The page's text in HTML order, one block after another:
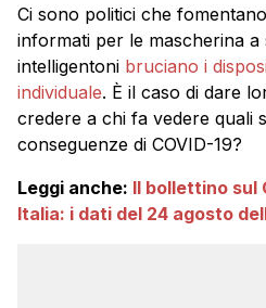
Ci sono politici che
informati per le mascherina a
intelligentoni bruciano i
individuale. È il caso di dare
credere a chi fa vedere quali
conseguenze di COVID-19?
Leggi anche: Il bollettino sul
Italia: i dati del 24 agosto